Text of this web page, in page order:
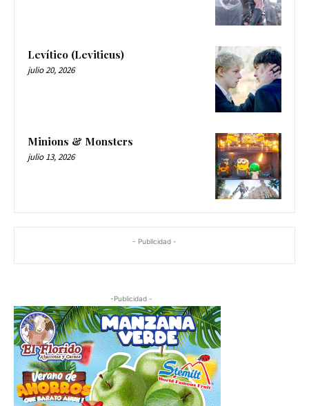
Levítico (Leviticus)
julio 20, 2026
Minions & Monsters
julio 13, 2026
- Publicidad -
-Publicidad -